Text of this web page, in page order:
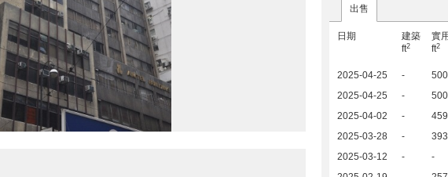
出售
日期
建築
ft2
實用
ft2
2025-04-25 - 500
2025-04-25
- 500
2025-04-02
- 459
2025-03-28
- 393
2025-03-12
- -